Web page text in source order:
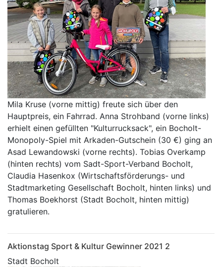
Mila Kruse (vorne mittig) freute sich über den
Hauptpreis, ein Fahrrad. Anna Strohband (vorne links)
erhielt einen gefüllten "Kulturrucksack", ein Bocholt-
Monopoly-Spiel mit Arkaden-Gutschein (30 €) ging an
Asad Lewandowski (vorne rechts). Tobias Overkamp
(hinten rechts) vom Sadt-Sport-Verband Bocholt,
Claudia Hasenkox (Wirtschaftsförderungs- und
Stadtmarketing Gesellschaft Bocholt, hinten links) und
Thomas Boekhorst (Stadt Bocholt, hinten mittig)
gratulieren.
Aktionstag Sport & Kultur Gewinner 2021 2
Stadt Bocholt